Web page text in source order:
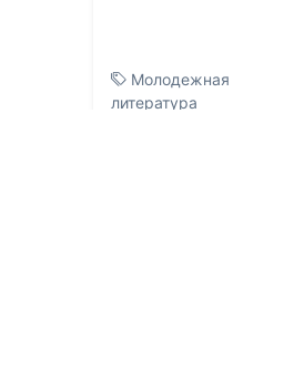
Молодежная
литература